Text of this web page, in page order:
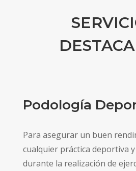
Podología
Para asegurar un buen
cualquier práctica deportiva
durante la realización de